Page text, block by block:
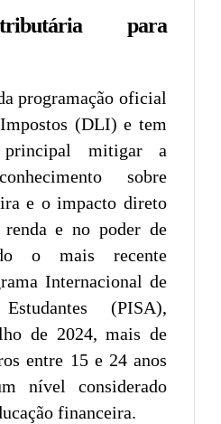
para
programação oficial
(DLI) e tem
mitigar a
sobre
e o impacto direto
e no poder de
o mais recente
Internacional de
(PISA),
de 2024, mais de
entre 15 e 24 anos
nível considerado
financeira.